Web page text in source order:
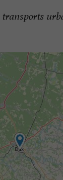
transports